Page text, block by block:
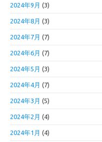
2024年9月 (3)
2024年8月 (3)
2024年7月 (7)
2024年6月 (7)
2024年5月 (3)
2024年4月 (7)
2024年3月 (5)
2024年2月 (4)
2024年1月 (4)